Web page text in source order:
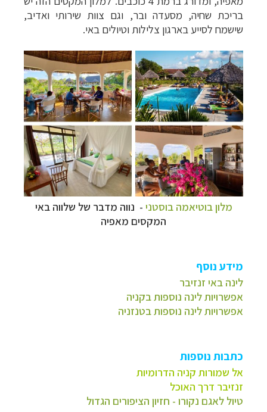
בריכת שחיה, מסעדה ובר, וגם צוות שירותי ואדיב,
שישמח לסייע בארגון צלילות וטיולים באי.
מלון בוטיאמה בוסטני - נווה מדבר של שלווה באי
המקסים מאפיה
מידע נוסף
לינה באי זנזיבר
אפשרויות לינה נוספות בקניה
אפשרויות לינה נוספות בטנזניה
כתבות נוספות
אל שמורות קניה הדרומיות
זנזיבר דרך האוכל
טיול לאגם נקורו - חזיון הציפורים הגדול